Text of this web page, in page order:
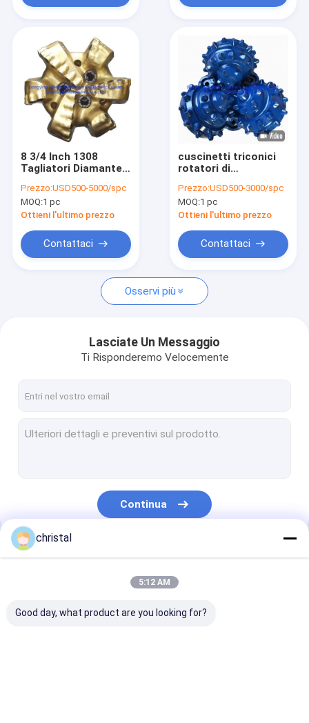
Prodotti
Chi siamo
Fatory Tour
notizie
Richiedere un preventivo
Attrezzatura di produzione del giacimento di petrolio
Strumenti del martello del giacimento di petrolio
Pezzi di ricambio della pompa di fango
Attrezzatura di controllo dei solidi
Tenaglie di potenza idraulica
Componenti della sonda
8 3/4 Inch 1308
Tagliatori Diamante
Corpo di Matrice di
Acciaio PDC Bits
Prezzo:USD500-5000/spc
MOQ:1 pc
Ottieni l'ultimo prezzo
Contattaci
cuscinetti triconici
rotatori di
tagliente IADC637G
TCI di 215.9mm alti
Prezzo:USD500-3000/spc
MOQ:1 pc
Ottieni l'ultimo prezzo
Contattaci
Osservi più
Lasciate Un Messaggio
Ti Risponderemo Velocemente
Continua
Le Nostre Categorie
christal
5:12 AM
Good day, what product are you looking for?